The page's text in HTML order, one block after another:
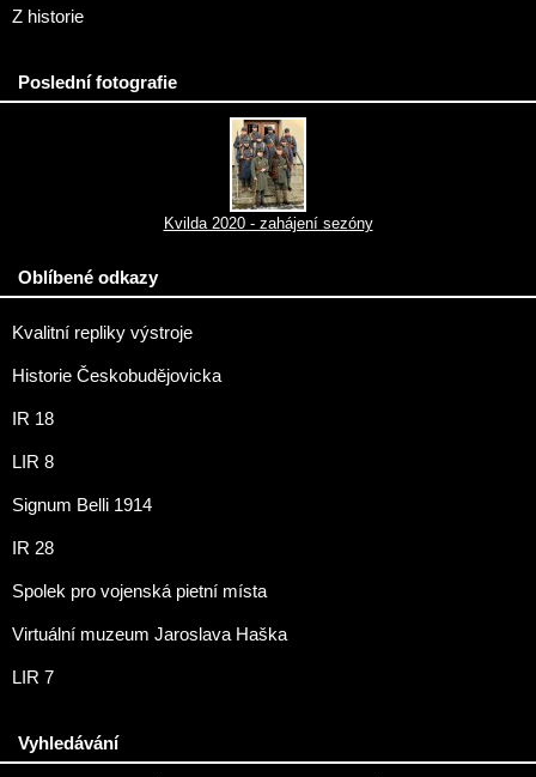
Z historie
Poslední fotografie
Kvilda 2020 - zahájení sezóny
Oblíbené odkazy
Kvalitní repliky výstroje
Historie Českobudějovicka
IR 18
LIR 8
Signum Belli 1914
IR 28
Spolek pro vojenská pietní místa
Virtuální muzeum Jaroslava Haška
LIR 7
Vyhledávání